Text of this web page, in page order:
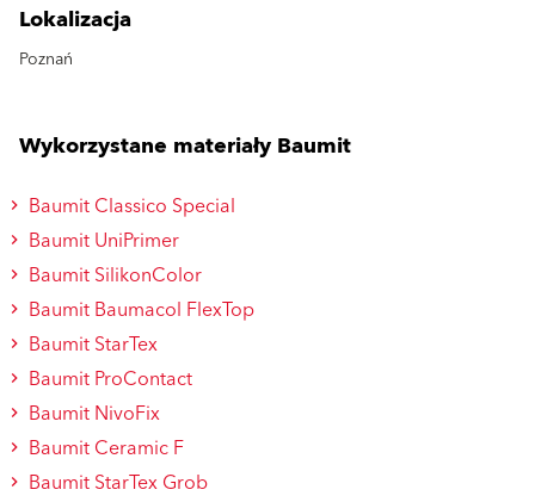
Lokalizacja
Poznań
Wykorzystane materiały Baumit
Baumit Classico Special
Baumit UniPrimer
Baumit SilikonColor
Baumit Baumacol FlexTop
Baumit StarTex
Baumit ProContact
Baumit NivoFix
Baumit Ceramic F
Baumit StarTex Grob